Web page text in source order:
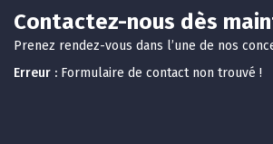
Contactez-nous dès
Prenez rendez-vous dans l’une de nos
Erreur : Formulaire de contact non trouvé !